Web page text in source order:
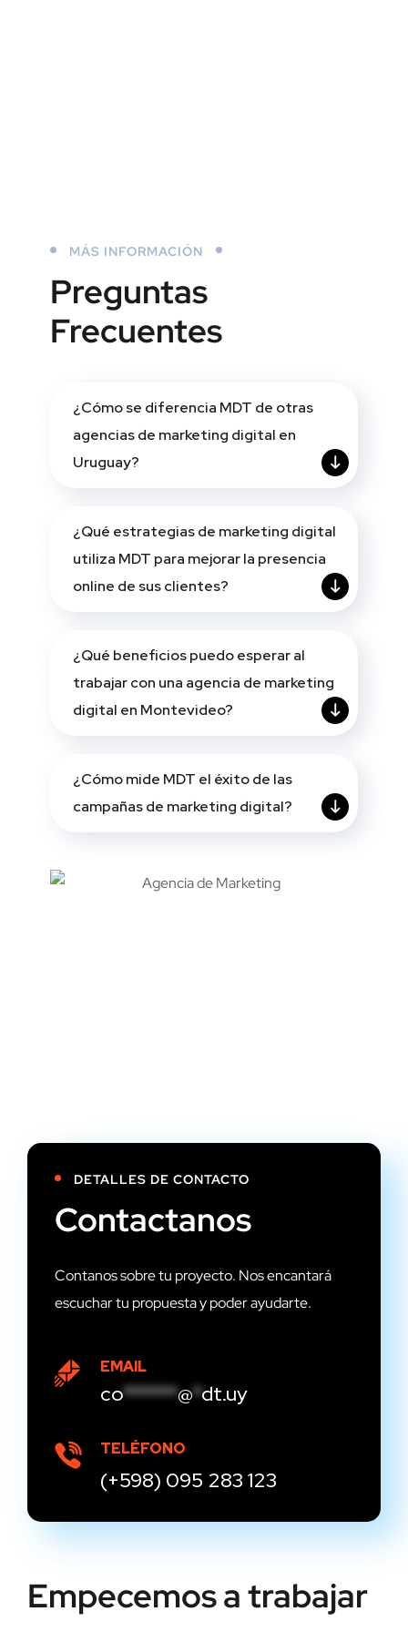
MÁS INFORMACIÓN
Preguntas
Frecuentes
¿Cómo se diferencia MDT de otras
agencias de marketing digital en
Uruguay?
¿Qué estrategias de marketing digital
utiliza MDT para mejorar la presencia
online de sus clientes?
¿Qué beneficios puedo esperar al
trabajar con una agencia de marketing
digital en Montevideo?
¿Cómo mide MDT el éxito de las
campañas de marketing digital?
DETALLES DE CONTACTO
Contactanos
Contanos sobre tu proyecto. Nos encantará
escuchar tu propuesta y poder ayudarte.
EMAIL
co******@*dt.uy
TELÉFONO
(+598) 095 283 123
Empecemos a trabajar